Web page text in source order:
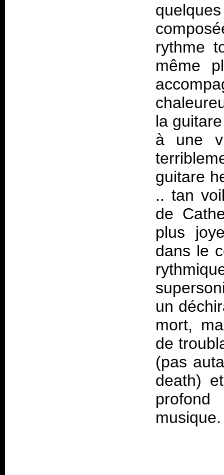
rythme
même
la
à une
guitare
.. tan
de
plus
dans le
un
mort,
de
(pas
death)